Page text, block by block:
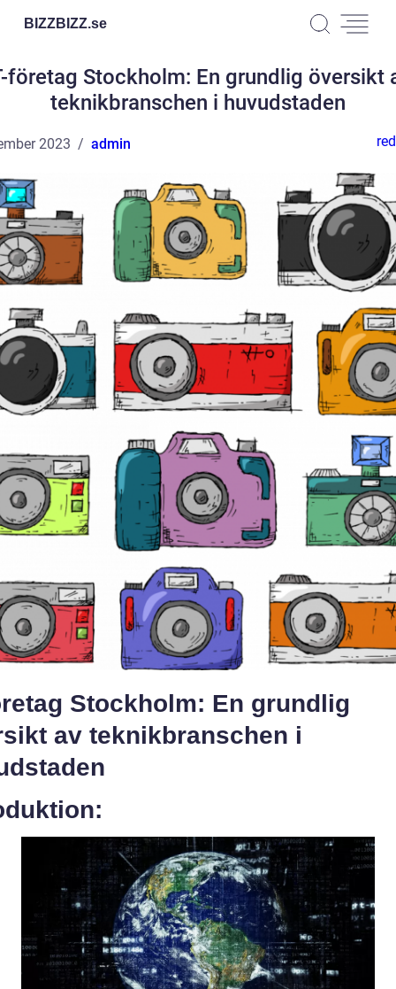
BIZZBIZZ.se
företag Stockholm: En grundlig översikt
teknikbranschen i huvudstaden
2023 admin
Stockholm: En grundlig
av teknikbranschen i